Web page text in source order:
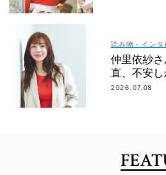
読み物・インタ
仲里依紗
直、不安し
2026.07.08